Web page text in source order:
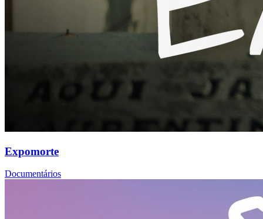
Expomorte
Documentários